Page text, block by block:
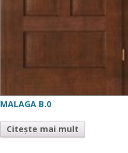
MALAGA B.0
Citește mai mult